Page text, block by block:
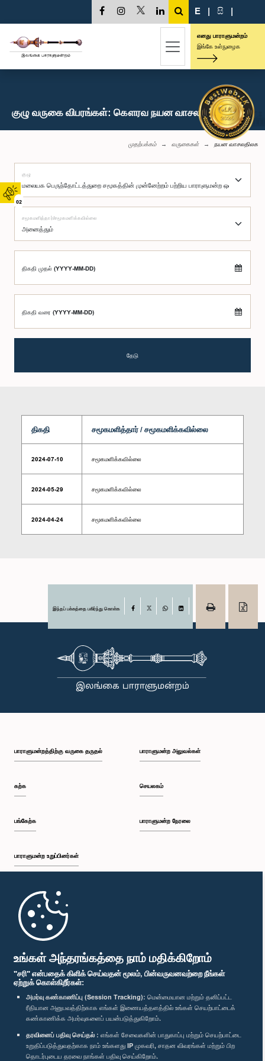
உங்கள் அந்தரங்கத்தை நாம் மதிக்கிறோம்
"சரி" என்பதைக் கிளிக் செய்வதன் மூலம், பின்வருவனவற்றை நீங்கள்
ஏற்றுக் கொள்கிறீர்கள்:
அமர்வு கண்காணிப்பு (Session Tracking): மென்மையான மற்றும் தனிப்பட்ட
ரீதியான அனுபவத்திற்காக எங்கள் இணையத்தளத்தில் உங்கள் செயற்பாட்டைக்
கண்காணிக்க அமர்வுகளைப் பயன்படுத்துகிறோம்.
தரவினைப் பதிவு செய்தல் : எங்கள் சேவைகளின் பாதுகாப்பு மற்றும் செயற்பாட்டை
உறுதிப்படுத்துவதற்காக நாம் உங்களது IP முகவரி, சாதன விவரங்கள் மற்றும் பிற
தொடர்புடைய தரவை நாங்கள் பதிவு செய்கிறோம்.
02
E | සි |
எனது பாராளுமன்றம்
இங்கே உள்நுழைக
குழு வருகை விபரங்கள்: கௌரவ நயன வாசலதிலக, பா.உ.
முதற்பக்கம் வருகைகள் நயன வாசலதிலக
குழு
சமூகமளித்தார்/சமூகமளிக்கவில்லை
திகதி முதல் (YYYY-MM-DD)
திகதி வரை (YYYY-MM-DD)
தேடு
திகதி சமூகமளித்தார் / சமூகமளிக்கவில்லை
2024-07-10 சமூகமளிக்கவில்லை
2024-05-29 சமூகமளிக்கவில்லை
2024-04-24 சமூகமளிக்கவில்லை
இந்தப் பக்கத்தை பகிர்ந்து கொள்க Facebook
பாராளுமன்றத்திற்கு வருகை தருதல்
கற்க
பங்கேற்க
பாராளுமன்ற உறுப்பினர்கள்
முதற்பக்கம்
பாராளுமன்ற அலுவல்கள்
செயலகம்
பாராளுமன்ற நேரலை
பாராளுமன்ற கையடக்க செயலி
எம்மை பின்தொடர்க :
விருதுகள்